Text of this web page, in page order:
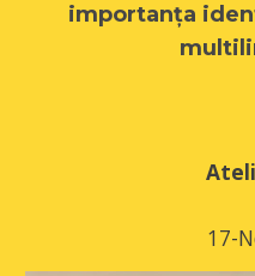
importanța
17-